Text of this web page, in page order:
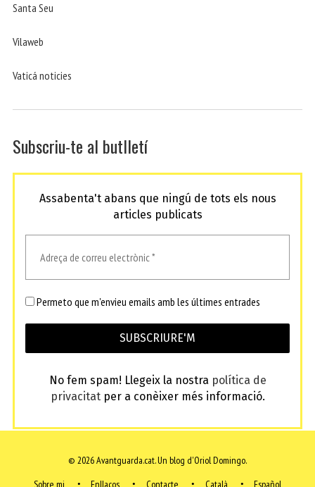
Santa Seu
Vilaweb
Vaticá noticies
Subscriu-te al butlletí
Assabenta't abans que ningú de tots els nous
articles publicats
Permeto que m'envieu emails amb les últimes entrades
No fem spam! Llegeix la nostra política de
privacitatper a conèixer més informació.
© 2026 Avantguarda.cat.Un blog d'Oriol Domingo.
Sobre mi
Enllaços Contacte Català Español